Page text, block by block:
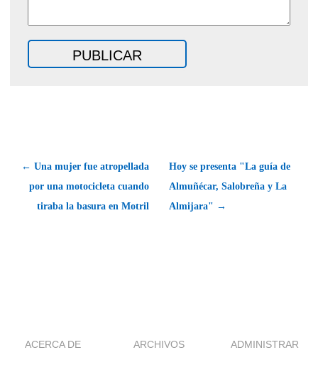
← Una mujer fue atropellada
por una motocicleta cuando
tiraba la basura en Motril
Hoy se presenta "La guía de
Almuñécar, Salobreña y La
Almijara" →
ACERCA DE ARCHIVOS ADMINISTRAR